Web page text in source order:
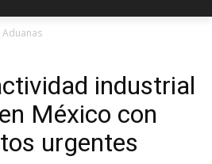
industrial
México con
urgentes